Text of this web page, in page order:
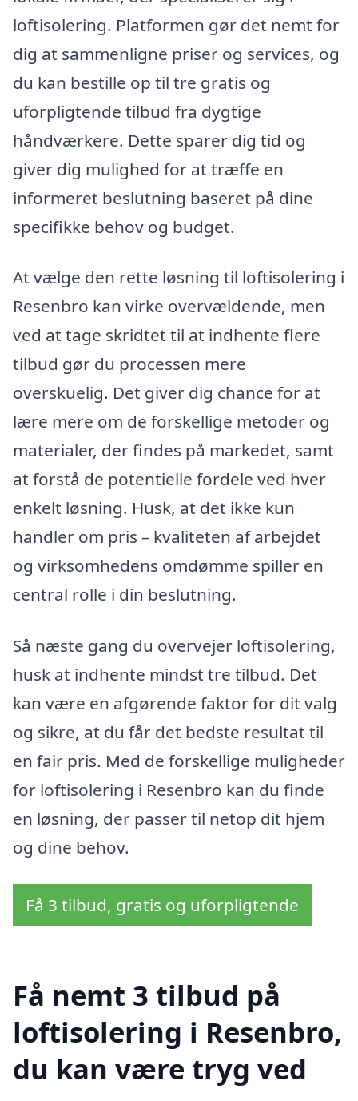
loftisolering. Platformen gør det nemt for
dig at sammenligne priser og services, og
du kan bestille op til tre gratis og
uforpligtende tilbud fra dygtige
håndværkere. Dette sparer dig tid og
giver dig mulighed for at træffe en
informeret beslutning baseret på dine
specifikke behov og budget.
At vælge den rette løsning til loftisolering i
Resenbro kan virke overvældende, men
ved at tage skridtet til at indhente flere
tilbud gør du processen mere
overskuelig. Det giver dig chance for at
lære mere om de forskellige metoder og
materialer, der findes på markedet, samt
at forstå de potentielle fordele ved hver
enkelt løsning. Husk, at det ikke kun
handler om pris – kvaliteten af arbejdet
og virksomhedens omdømme spiller en
central rolle i din beslutning.
Så næste gang du overvejer loftisolering,
husk at indhente mindst tre tilbud. Det
kan være en afgørende faktor for dit valg
og sikre, at du får det bedste resultat til
en fair pris. Med de forskellige muligheder
for loftisolering i Resenbro kan du finde
en løsning, der passer til netop dit hjem
og dine behov.
Få 3 tilbud, gratis og uforpligtende
Få nemt 3 tilbud på
loftisolering i Resenbro,
du kan være tryg ved